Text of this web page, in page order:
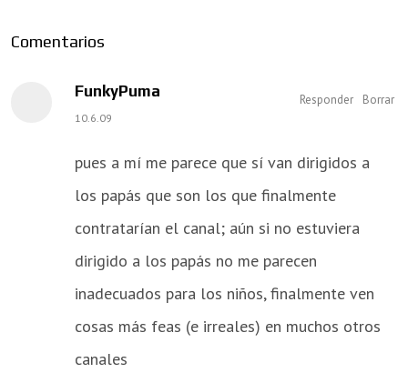
Comentarios
FunkyPuma
10.6.09
pues a mí me parece que sí van dirigidos a
los papás que son los que finalmente
contratarían el canal; aún si no estuviera
dirigido a los papás no me parecen
inadecuados para los niños, finalmente ven
cosas más feas (e irreales) en muchos otros
canales
Responder Borrar